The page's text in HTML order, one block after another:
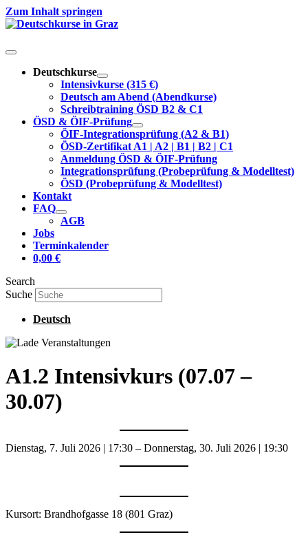
Zum Inhalt springen
Deutschkurse
Intensivkurse (315 €)
Deutsch am Abend (Abendkurse)
Schreibtraining ÖSD B2 & C1
ÖSD & ÖIF-Prüfung
ÖIF-Integrationsprüfung (A2 & B1)
ÖSD-Zertifikat A1 | A2 | B1 | B2 | C1
Anmeldung ÖSD & ÖIF-Prüfung
Integrationsprüfung (Probeprüfung & Modelltest)
ÖSD (Probeprüfung & Modelltest)
Kontakt
FAQ
AGB
Jobs
Terminkalender
0,00 €
Search
Suche
Deutsch
A1.2 Intensivkurs (07.07 –
30.07)
Dienstag, 7. Juli 2026 | 17:30 – Donnerstag, 30. Juli 2026 | 19:30
Kursort: Brandhofgasse 18 (801 Graz)